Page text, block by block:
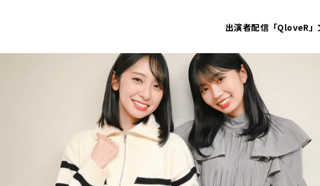
出演者配信「QloveR」